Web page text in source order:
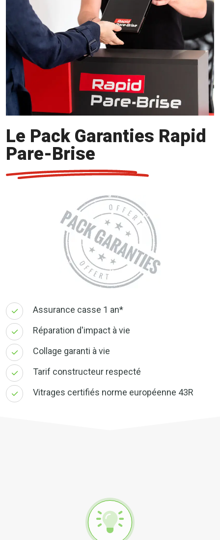
Le Pack Garanties Rapid
Pare-Brise
Assurance casse 1 an*
Réparation d'impact à vie
Collage garanti à vie
Tarif constructeur respecté
Vitrages certifiés norme européenne 43R